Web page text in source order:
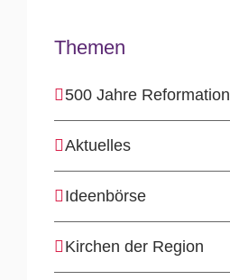
Themen
500 Jahre Reformation
Aktuelles
Ideenbörse
Kirchen der Region